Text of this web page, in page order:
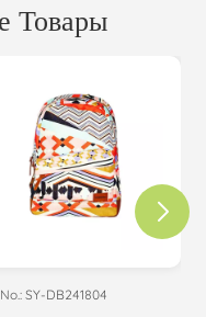
Товары
SY-DB241804